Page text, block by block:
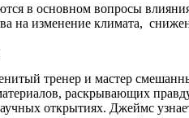
в основном вопросы
на изменение климата,
тренер и мастер
раскрывающих
открытиях. Джеймс